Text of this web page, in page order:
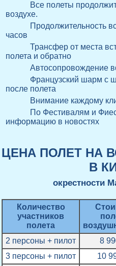
Все полеты
воздухе.
Продолжительность
часов
Трансфер от места
полета и обратно
Автосопровождение
Французский шарм с
после полета
Внимание каждому
По Фестивалям и
информацию в новостях
ЦЕНА ПОЛЕТ НА
В
окрестности
Количество
участников
полета
2 персоны + пилот 8
3 персоны + пилот
10